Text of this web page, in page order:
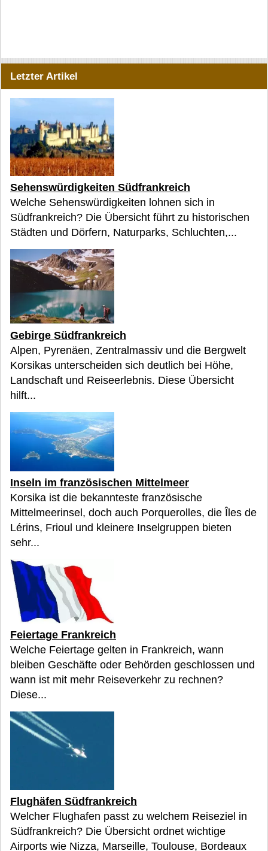
Letzter Artikel
Sehenswürdigkeiten Südfrankreich
Welche Sehenswürdigkeiten lohnen sich in
Südfrankreich? Die Übersicht führt zu historischen
Städten und Dörfern, Naturparks, Schluchten,...
Gebirge Südfrankreich
Alpen, Pyrenäen, Zentralmassiv und die Bergwelt
Korsikas unterscheiden sich deutlich bei Höhe,
Landschaft und Reiseerlebnis. Diese Übersicht
hilft...
Inseln im französischen Mittelmeer
Korsika ist die bekannteste französische
Mittelmeerinsel, doch auch Porquerolles, die Îles de
Lérins, Frioul und kleinere Inselgruppen bieten
sehr...
Feiertage Frankreich
Welche Feiertage gelten in Frankreich, wann
bleiben Geschäfte oder Behörden geschlossen und
wann ist mit mehr Reiseverkehr zu rechnen?
Diese...
Flughäfen Südfrankreich
Welcher Flughafen passt zu welchem Reiseziel in
Südfrankreich? Die Übersicht ordnet wichtige
Airports wie Nizza, Marseille, Toulouse, Bordeaux